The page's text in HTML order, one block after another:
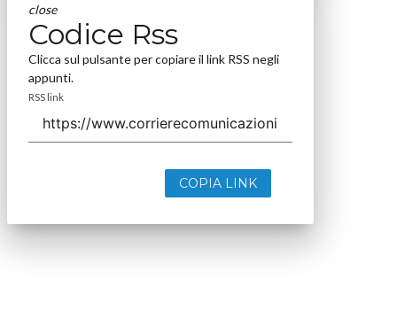
close
Codice Rss
Clicca sul pulsante per copiare il link RSS negli
appunti.
RSS link
COPIA LINK